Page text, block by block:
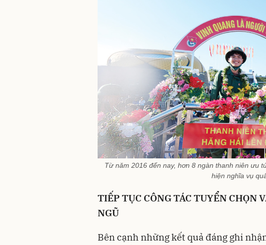
Từ năm 2016 đến nay, hơn 8 ngàn thanh niên ưu
hiện nghĩa vụ
TIẾP TỤC CÔNG TÁC TUYỂN CHỌN
NGŨ
Bên cạnh những kết quả đáng ghi